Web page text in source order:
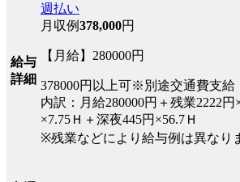
給与
詳細
週払い
月収例378,000円
【月給】280000円
378000円以上可※別途交通費支給
内訳：月給280000円＋残業2222円
×7.75Ｈ＋深夜445円×56.7Ｈ
※残業などにより給与例は異なり